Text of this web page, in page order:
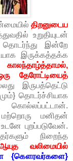
திறனுடைய
உறுதியுடன்
தொடர்ந்து இன்றே
இருக்கத்தக்க
காலந்தாழ்த்தாமல்,
தேரோட்டியைத்
இருபத்தெட்டு
தொடர்ச்சியாக
கொல்லப்பட்டான்.
மனிதன்
புறப்படுவேன்.
நிறைந்த
வலிமையில்
{கௌரவர்களை}